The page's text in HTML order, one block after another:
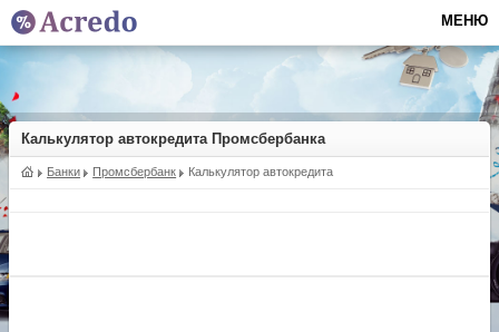
Калькулятор автокредита Промсбербанка
Банки Промсбербанк Калькулятор автокредита
МЕНЮ